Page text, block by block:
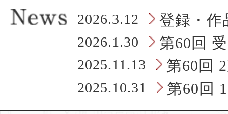
2026.3.12 登録・作
2026.1.30 第60回
2025.11.13 第60回
2025.10.31 第60回